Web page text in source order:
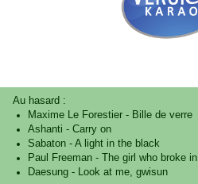
Au hasard :
Maxime Le Forestier- Bille de verre
Ashanti - Carry on
Sabaton- A light in the black
Paul Freeman-
The girl who broke
Daesung- Look at me, gwisun